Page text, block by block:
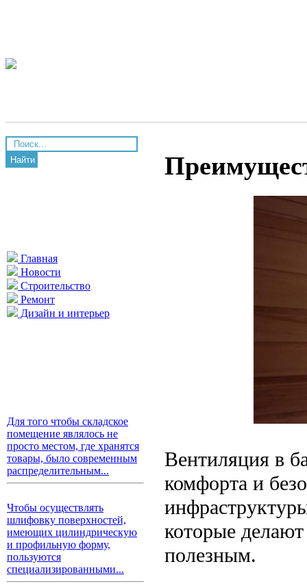
Найти
Главная
Новости
Строительство
Ремонт
Дизайн и интерьер
Для того чтобы складское
помещение являлось не
просто местом, где хранятся
товары, было современным
распределительным...
Чтобы осуществлять
шлифовку поверхностей,
имеющих цилиндрическую
и профильную форму,
пользуются
специализированными...
Вентиляция в
комфорта и
которые
полезным.